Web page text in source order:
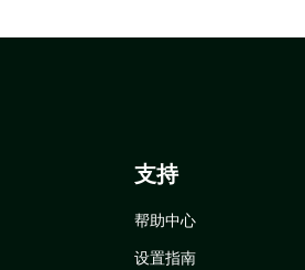
支持
帮助中心
设置指南